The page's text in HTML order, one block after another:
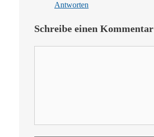
Antworten
Schreibe einen Kommentar